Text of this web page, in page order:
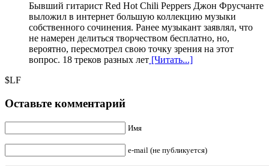
Бывший гитарист Red Hot Chili Peppers Джон Фрусчанте
выложил в интернет большую коллекцию музыки
собственного сочинения. Ранее музыкант заявлял, что
не намерен делиться творчеством бесплатно, но,
вероятно, пересмотрел свою точку зрения на этот
вопрос. 18 треков разных лет [Читать...]
$LF
Оставьте комментарий
Имя
e-mail (не публикуется)